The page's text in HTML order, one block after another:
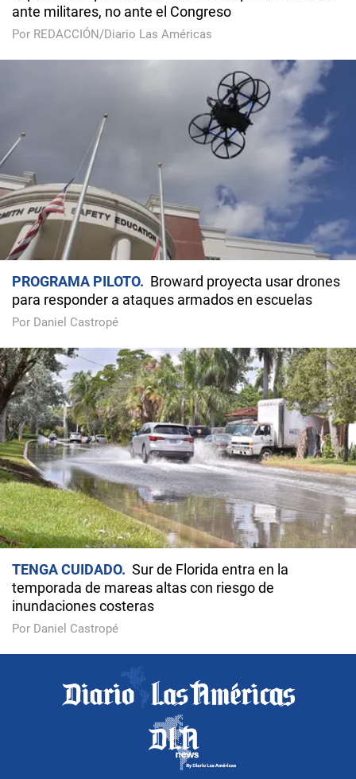
ante militares, no ante el Congreso
Por REDACCIÓN/Diario Las Américas
PROGRAMA PILOTO
Broward proyecta usar drones
para responder a ataques armados en escuelas
Por Daniel Castropé
TENGA CUIDADO
Sur de Florida entra en la
temporada de mareas altas con riesgo de
inundaciones costeras
Por Daniel Castropé